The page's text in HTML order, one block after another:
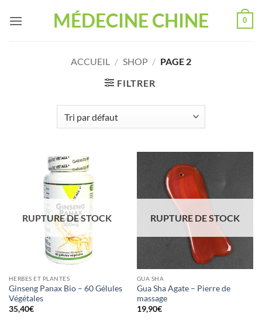
MÉDECINE CHINE 0
ACCUEIL / SHOP / PAGE 2
FILTRER
RUPTURE DE STOCK
HERBES ET PLANTES
Ginseng Panax Bio – 60 Gélules
Végétales
35,40€
RUPTURE DE STOCK
GUA SHA
Gua Sha Agate – Pierre de
massage
19,90€